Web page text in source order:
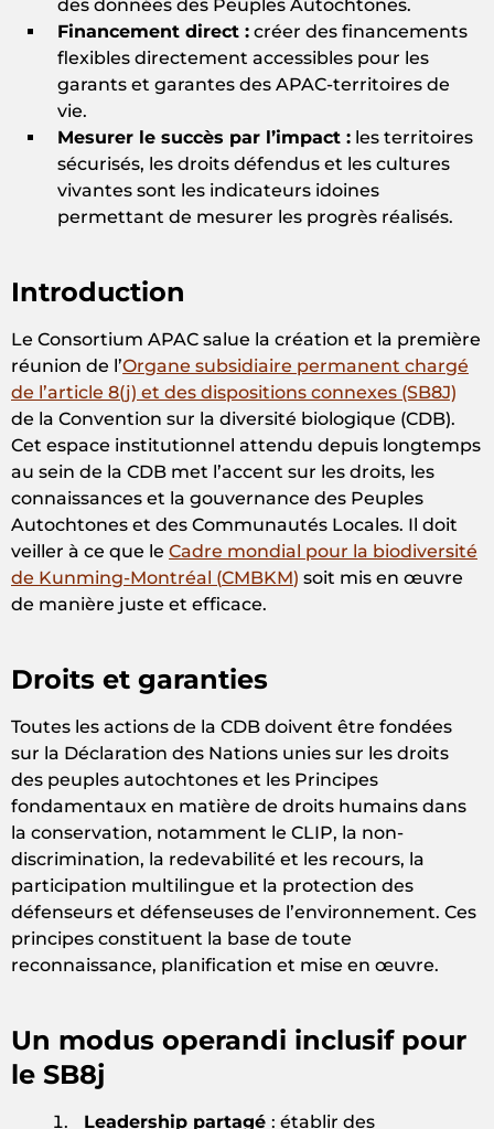
des données des Peuples Autochtones.
Financement direct : créer des financements
flexibles directement accessibles pour les
garants et garantes des APAC-territoires de
vie.
Mesurer le succès par l’impact : les territoires
sécurisés, les droits défendus et les cultures
vivantes sont les indicateurs idoines
permettant de mesurer les progrès réalisés.
Introduction
Le Consortium APAC salue la création et la première
réunion de l’Organe subsidiaire permanent chargé
de l’article 8(j) et des dispositions connexes (SB8J)
de la Convention sur la diversité biologique (CDB).
Cet espace institutionnel attendu depuis longtemps
au sein de la CDB met l’accent sur les droits, les
connaissances et la gouvernance des Peuples
Autochtones et des Communautés Locales. Il doit
veiller à ce que le Cadre mondial pour la biodiversité
de Kunming-Montréal (CMBKM) soit mis en œuvre
de manière juste et efficace.
Droits et garanties
Toutes les actions de la CDB doivent être fondées
sur la Déclaration des Nations unies sur les droits
des peuples autochtones et les Principes
fondamentaux en matière de droits humains dans
la conservation, notamment le CLIP, la non-
discrimination, la redevabilité et les recours, la
participation multilingue et la protection des
défenseurs et défenseuses de l’environnement. Ces
principes constituent la base de toute
reconnaissance, planification et mise en œuvre.
Un modus operandi inclusif pour
le SB8j
Leadership partagé : établir des